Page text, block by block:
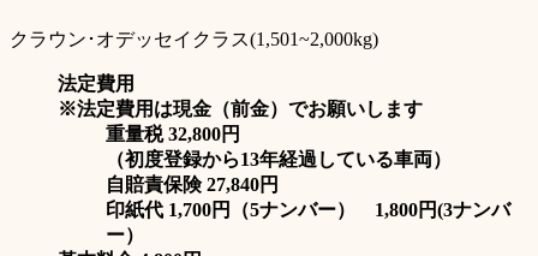
クラウン･オデッセイクラス(1,501~2,000kg)
法定費用
※法定費用は現金（前金）でお願いします
重量税 32,800円
（初度登録から13年経過している車両）
自賠責保険 27,840円
印紙代 1,700円（5ナンバー） 1,800円(3ナンバ
ー）